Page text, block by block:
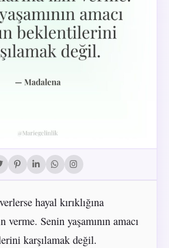
hayal kırıklığına
verme. Senin yaşamının amacı
karşılamak değil.